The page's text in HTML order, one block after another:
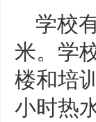
学校
米。学
楼和培
小时热